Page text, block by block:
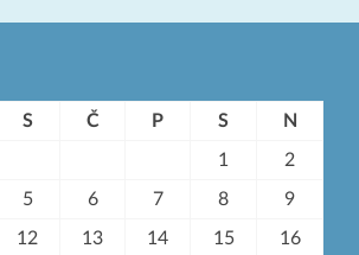
S Č P S N
1 2
5 6 7 8 9
12 13 14 15 16